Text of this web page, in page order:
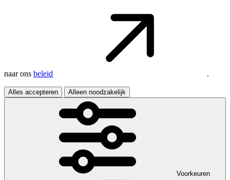
naar ons beleid .
Alles accepteren Alleen noodzakelijk
Voorkeuren